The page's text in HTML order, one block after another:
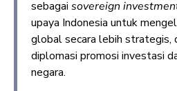
sebagai sovereign
upaya Indonesia untuk
global secara lebih strategis,
diplomasi promosi investasi
negara.